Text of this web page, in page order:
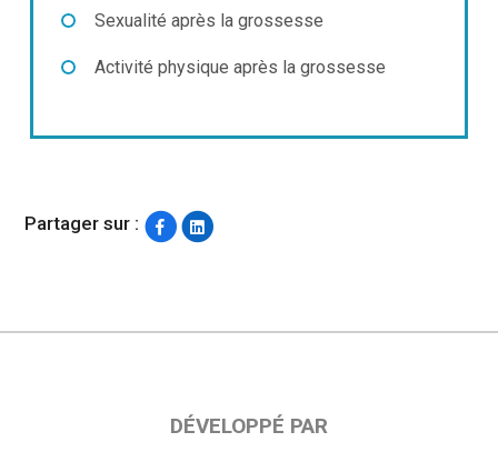
Sexualité après la grossesse
Activité physique après la grossesse
Partager sur :
DÉVELOPPÉ PAR